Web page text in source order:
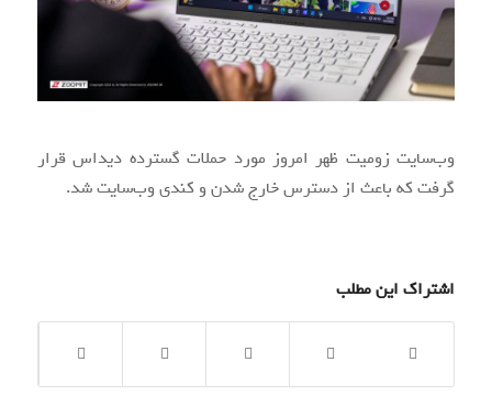
وب‌سایت زومیت ظهر امروز مورد حملات گسترده دیداس قرار
گرفت که باعث از دسترس خارج شدن و کندی وب‌سایت شد.
اشتراک این مطلب